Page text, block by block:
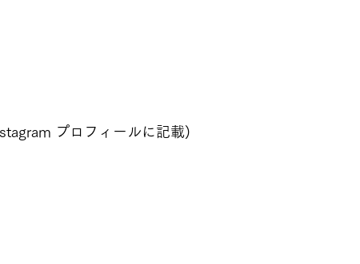
プロフィールに記載)